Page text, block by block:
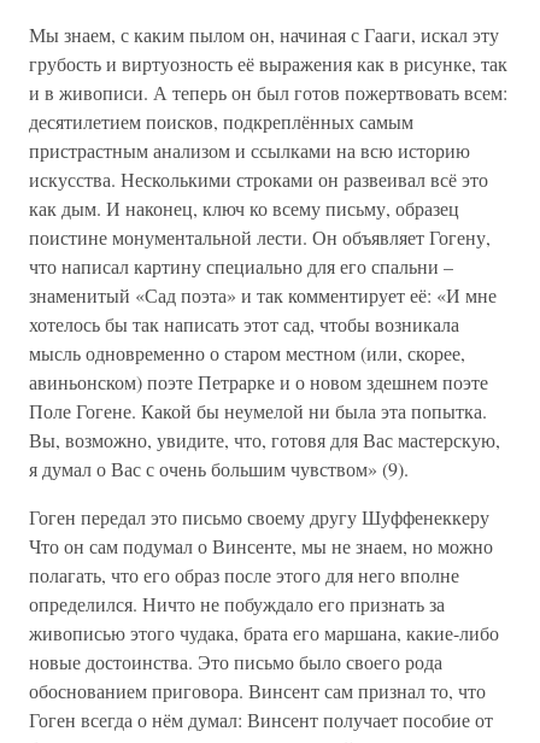
Мы знаем, с каким пылом он, начиная с Гааги, искал эту
грубость и виртуозность её выражения как в рисунке, так
и в живописи. А теперь он был готов пожертвовать всем:
десятилетием поисков, подкреплённых самым
пристрастным анализом и ссылками на всю историю
искусства. Несколькими строками он развеивал всё это
как дым. И наконец, ключ ко всему письму, образец
поистине монументальной лести. Он объявляет Гогену,
что написал картину специально для его спальни –
знаменитый «Сад поэта» и так комментирует её: «И мне
хотелось бы так написать этот сад, чтобы возникала
мысль одновременно о старом местном (или, скорее,
авиньонском) поэте Петрарке и о новом здешнем поэте
Поле Гогене. Какой бы неумелой ни была эта попытка.
Вы, возможно, увидите, что, готовя для Вас мастерскую,
я думал о Вас с очень большим чувством» (9).
Гоген передал это письмо своему другу Шуффенеккеру
Что он сам подумал о Винсенте, мы не знаем, но можно
полагать, что его образ после этого для него вполне
определился. Ничто не побуждало его признать за
живописью этого чудака, брата его маршана, какие-либо
новые достоинства. Это письмо было своего рода
обоснованием приговора. Винсент сам признал то, что
Гоген всегда о нём думал: Винсент получает пособие от